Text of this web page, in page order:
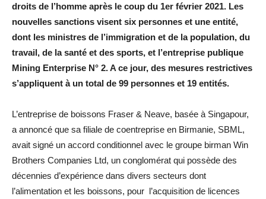
droits de l’homme après le coup du 1er février 2021. Les
nouvelles sanctions visent six personnes et une entité,
dont les ministres de l’immigration et de la population, du
travail, de la santé et des sports, et l’entreprise publique
Mining Enterprise N° 2. A ce jour, des mesures restrictives
s’appliquent à un total de 99 personnes et 19 entités.
L’entreprise de boissons Fraser & Neave, basée à Singapour,
a annoncé que sa filiale de coentreprise en Birmanie, SBML,
avait signé un accord conditionnel avec le groupe birman Win
Brothers Companies Ltd, un conglomérat qui possède des
décennies d’expérience dans divers secteurs dont
l’alimentation et les boissons, pour l’acquisition de licences